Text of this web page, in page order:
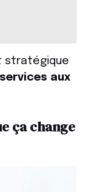
stratégique
services aux
ça change